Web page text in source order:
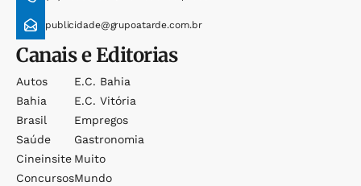
publicidade@grupoatarde.com.br
Canais e Editorias
Autos
Bahia
Brasil
Saúde
Cineinsite
Concursos
E.c. Bahia
E.c. Vitória
Empregos
Gastronomia
Muito
Mundo